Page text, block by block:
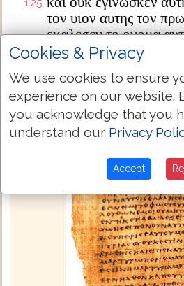
1:25
τον υιον αυτης τον
εκαλεσεν το ονομα
Cookies & Privacy
We use cookies to ensure
experience on our website.
you acknowledge that you
understand our Privacy
Accept